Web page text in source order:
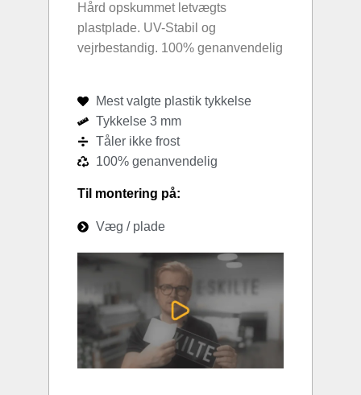
Hård opskummet letvægts
plastplade. UV-Stabil og
vejrbestandig. 100% genanvendelig
Mest valgte plastik tykkelse
Tykkelse 3 mm
Tåler ikke frost
100% genanvendelig
Til montering på:
Væg / plade